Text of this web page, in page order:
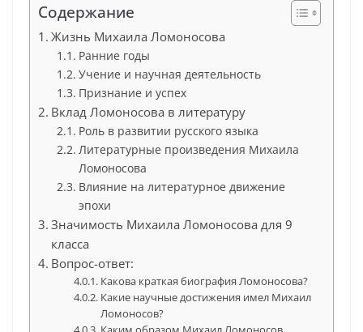
Содержание
Жизнь Михаила Ломоносова
Ранние годы
Учение и научная деятельность
Признание и успех
Вклад Ломоносова в литературу
Роль в развитии русского языка
Литературные произведения Михаила
Ломоносова
Влияние на литературное движение
эпохи
Значимость Михаила Ломоносова для 9
класса
Вопрос-ответ:
Какова краткая биография Ломоносова?
Какие научные достижения имел Михаил
Ломоносов?